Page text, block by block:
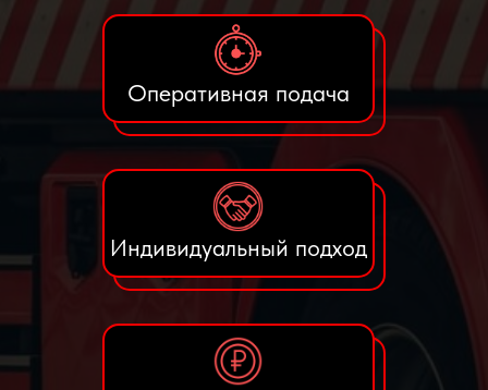
Оперативная подача
Индивидуальный подход